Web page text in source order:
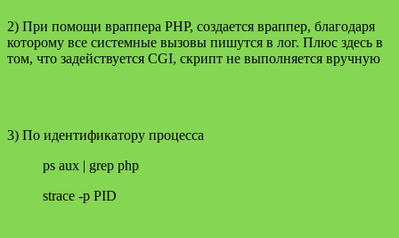
2) При помощи враппера PHP, создается враппер, благодаря
которому все системные вызовы пишутся в лог. Плюс здесь в
том, что задействуется CGI, скрипт не выполняется вручную
3) По идентификатору процесса
ps aux | grep php
strace -p PID